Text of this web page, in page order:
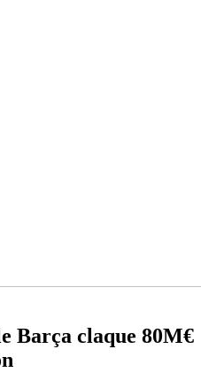
Barça claque 80M€